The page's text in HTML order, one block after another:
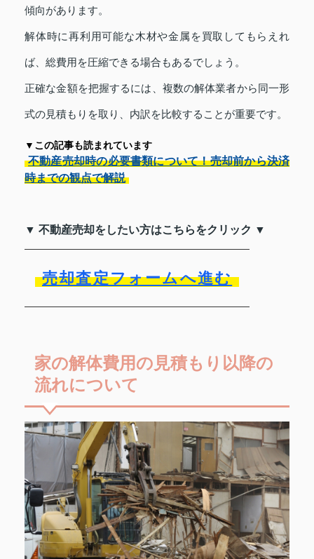
傾向があります。
解体時に再利用可能な木材や金属を買取してもらえれ
ば、総費用を圧縮できる場合もあるでしょう。
正確な金額を把握するには、複数の解体業者から同一形
式の見積もりを取り、内訳を比較することが重要です。
▼この記事も読まれています
不動産売却時の必要書類について！売却前から決済
時までの観点で解説
▼ 不動産売却をしたい方はこちらをクリック ▼
売却査定フォームへ進む
家の解体費用の見積もり以降の
流れについて